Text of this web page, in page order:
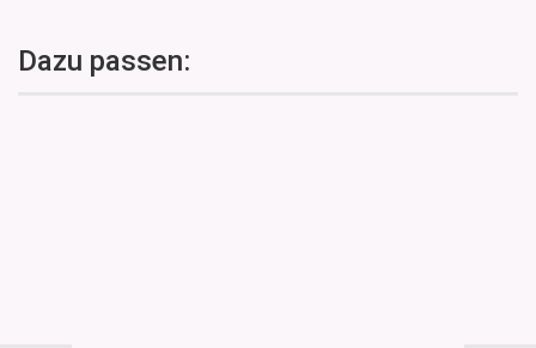
Dazu passen: